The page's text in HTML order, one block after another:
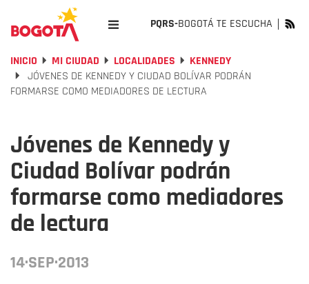
PQRS-BOGOTÁ TE ESCUCHA
INICIO MI CIUDAD LOCALIDADES
KENNEDY
JÓVENES DE KENNEDY Y CIUDAD BOLÍVAR PODRÁN
FORMARSE COMO MEDIADORES DE LECTURA
Jóvenes de Kennedy y
Ciudad Bolívar podrán
formarse como mediadores
de lectura
14·SEP·2013